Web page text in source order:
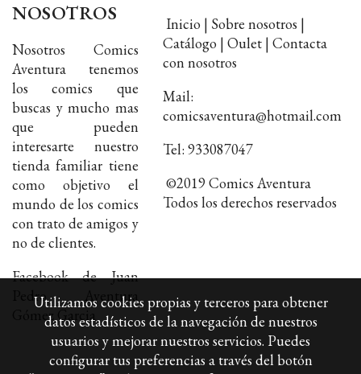
NOSOTROS
Nosotros Comics
Aventura tenemos
los comics que
buscas y mucho mas
que pueden
interesarte nuestro
tienda familiar tiene
como objetivo el
mundo de los comics
con trato de amigos y
no de clientes.
Facebook de Juan
Pedro Aventura
Gómez Garcia
Inicio | Sobre nosotros |
Catálogo | Oulet | Contacta
con nosotros
Mail:
comicsaventura@hotmail.com
Tel: 933087047
©2019 Comics Aventura
Todos los derechos reservados
Utilizamos cookies propias y terceros para obtener
datos estadísticos de la navegación de nuestros
usuarios y mejorar nuestros servicios. Puedes
configurar tus preferencias a través del botón